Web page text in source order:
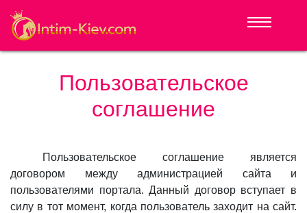
Пользовательское
соглашение
Пользовательское соглашение является
договором между администрацией сайта и
пользователями портала. Данный договор вступает в
силу в тот момент, когда пользователь заходит на сайт.